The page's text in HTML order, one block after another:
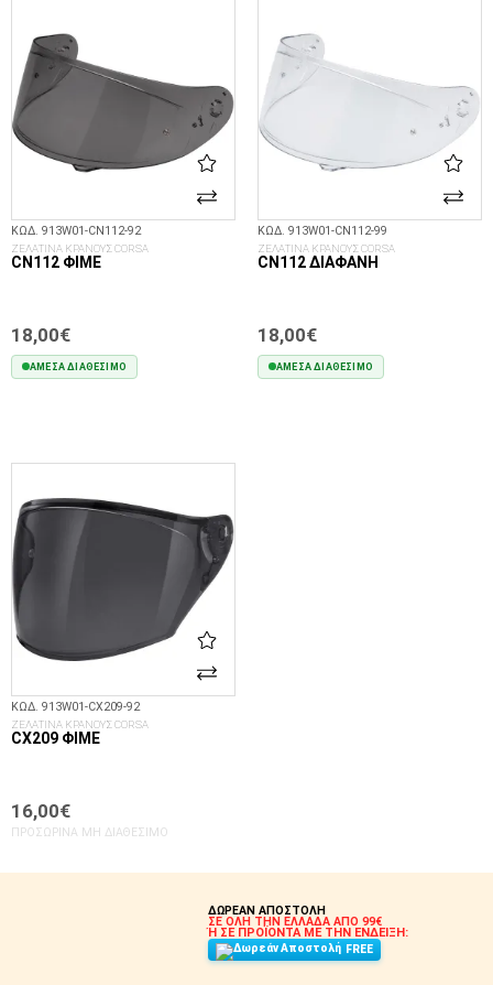
ΚΩΔ. 913W01-CN112-92
ΖΕΛΑΤΙΝΑ ΚΡΑΝΟΥΣ CORSA
CN112 ΦΙΜΈ
18,00€
ΆΜΕΣΑ ΔΙΑΘΈΣΙΜΟ
ΚΩΔ. 913W01-CN112-99
ΖΕΛΑΤΙΝΑ ΚΡΑΝΟΥΣ CORSA
CN112 ΔΙΆΦΑΝΗ
18,00€
ΆΜΕΣΑ ΔΙΑΘΈΣΙΜΟ
ΚΩΔ. 913W01-CX209-92
ΖΕΛΑΤΙΝΑ ΚΡΑΝΟΥΣ CORSA
CX209 ΦΙΜΈ
16,00€
ΠΡΟΣΩΡΙΝΆ ΜΗ ΔΙΑΘΈΣΙΜΟ
ΔΩΡΕΑΝ ΑΠΟΣΤΟΛΗ
ΣΕ ΟΛΗ ΤΗΝ ΕΛΛΑΔΑ ΑΠΟ 99€
Ή ΣΕ ΠΡΟΪΟΝΤΑ ΜΕ ΤΗΝ ΕΝΔΕΙΞΗ:
FREE